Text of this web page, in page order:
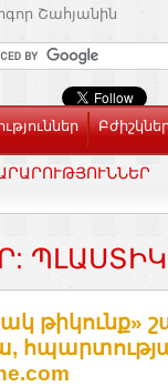
Շահյանին
թիկունք»